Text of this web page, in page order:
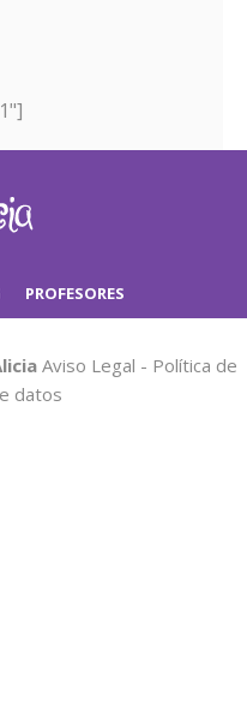
PROFESORES
Aviso Legal - Política de
datos